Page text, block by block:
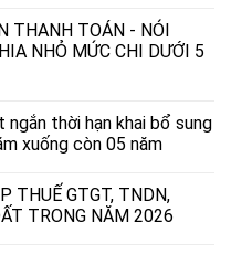
THANH TOÁN - NÓI
NHỎ MỨC CHI DƯỚI 5
thời hạn khai bổ sung
xuống còn 05 năm
THUẾ GTGT, TNDN,
TRONG NĂM 2026